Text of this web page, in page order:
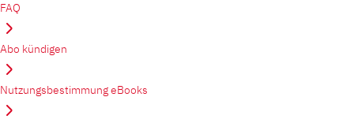
FAQ
Abo kündigen
Nutzungsbestimmung eBooks